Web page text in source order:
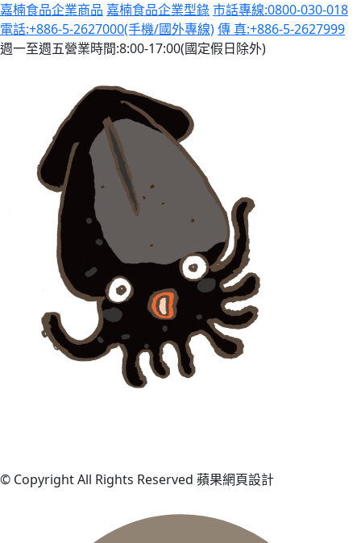
嘉楠食品企業商品 嘉楠食品企業型錄市話專線:0800-030-018
電話:+886-5-2627000(手機/國外專線)傳 真:+886-5-2627999
週一至週五營業時間:8:00-17:00(國定假日除外)
© Copyright All Rights Reserved 蘋果網頁設計